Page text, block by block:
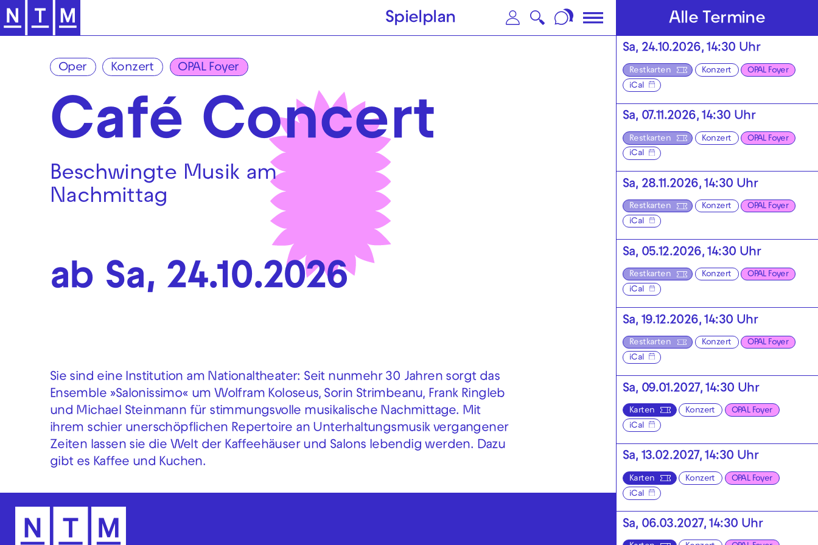
Zur Hauptnavigation springen Zum Hauptinhalt springen Zum Footer springen
Spielplan
Oper Konzert OPAL Foyer
Café Concert
Beschwingte Musik am
Nachmittag
ab Sa, 24.10.2026
Sie sind eine Institution am Nationaltheater: Seit nunmehr 30 Jahren sorgt das
Ensemble »Salonissimo« um Wolfram Koloseus, Sorin Strimbeanu, Frank Ringleb
und Michael Steinmann für stimmungsvolle musikalische Nachmittage. Mit
ihrem schier unerschöpflichen Repertoire an Unterhaltungsmusik vergangener
Zeiten lassen sie die Welt der Kaffeehäuser und Salons lebendig werden. Dazu
gibt es Kaffee und Kuchen.
Alle Termine
Sa, 24.10.2026, 14:30 Uhr
Restkarten Konzert
OPAL Foyer
iCal
Sa, 07.11.2026, 14:30 Uhr
Restkarten Konzert
OPAL Foyer
iCal
Sa, 28.11.2026, 14:30 Uhr
Restkarten Konzert
OPAL Foyer
iCal
Sa, 05.12.2026, 14:30 Uhr
Restkarten Konzert
OPAL Foyer
iCal
Sa, 19.12.2026, 14:30 Uhr
Restkarten Konzert
OPAL Foyer
iCal
Sa, 09.01.2027, 14:30 Uhr
Karten Konzert
OPAL Foyer
iCal
Sa, 13.02.2027, 14:30 Uhr
Karten Konzert
OPAL Foyer
iCal
Sa, 06.03.2027, 14:30 Uhr